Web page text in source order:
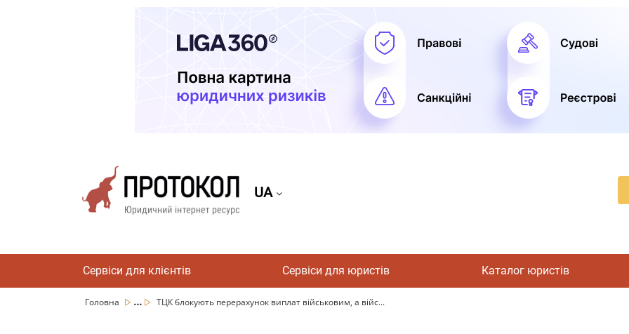
UA
Сервіси для клієнтів Сервіси для юристів Каталог юристів
Головна ... ТЦК блокують перерахунок виплат військовим, а війс...